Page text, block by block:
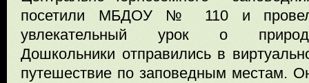
посетили МБДОУ № 110 и
увлекательный урок о
Дошкольники отправились в
путешествие по заповедным местам.